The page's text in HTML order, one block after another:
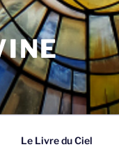
Le Livre du Ciel